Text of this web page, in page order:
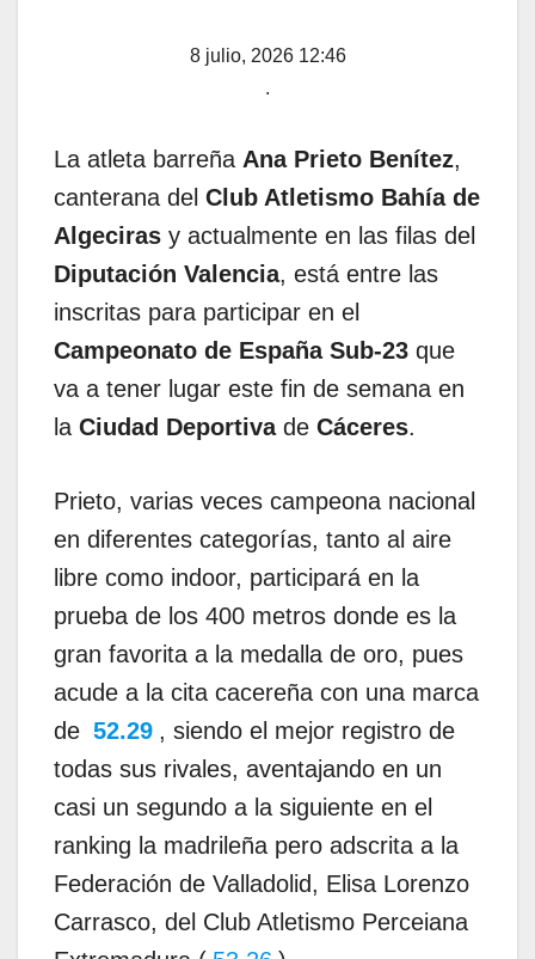
8 julio, 2026 12:46
.
La atleta barreña Ana Prieto Benítez,
canterana del Club Atletismo Bahía de
Algeciras y actualmente en las filas del
Diputación Valencia, está entre las
inscritas para participar en el
Campeonato de España Sub-23 que
va a tener lugar este fin de semana en
la Ciudad Deportivade Cáceres.
Prieto, varias veces campeona nacional
en diferentes categorías, tanto al aire
libre como indoor, participará en la
prueba de los 400 metros donde es la
gran favorita a la medalla de oro, pues
acude a la cita cacereña con una marca
de 52.29 , siendo el mejor registro de
todas sus rivales, aventajando en un
casi un segundo a la siguiente en el
ranking la madrileña pero adscrita a la
Federación de Valladolid, Elisa Lorenzo
Carrasco, del Club Atletismo Perceiana